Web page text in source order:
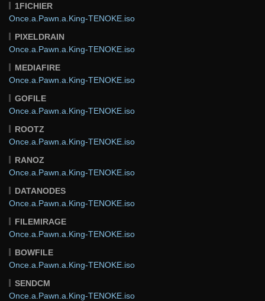
1FICHIER
Once.a.Pawn.a.King-TENOKE.iso
PIXELDRAIN
Once.a.Pawn.a.King-TENOKE.iso
MEDIAFIRE
Once.a.Pawn.a.King-TENOKE.iso
GOFILE
Once.a.Pawn.a.King-TENOKE.iso
ROOTZ
Once.a.Pawn.a.King-TENOKE.iso
RANOZ
Once.a.Pawn.a.King-TENOKE.iso
DATANODES
Once.a.Pawn.a.King-TENOKE.iso
FILEMIRAGE
Once.a.Pawn.a.King-TENOKE.iso
BOWFILE
Once.a.Pawn.a.King-TENOKE.iso
SENDCM
Once.a.Pawn.a.King-TENOKE.iso